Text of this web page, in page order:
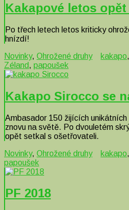
Kakapové letos
Po třech letech letos kriticky
hnízdí!
Novinky, Ohrožené druhy kakapo,
Zéland, papoušek
Kakapo Sirocco se
Ambasador 150 žijících
znovu na světě. Po dvouletém
opět setkal s ošetřovateli.
Novinky, Ohrožené druhy kakapo,
papoušek
PF 2018